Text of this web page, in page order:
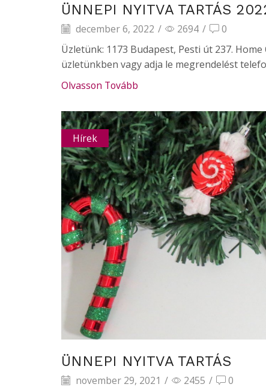
ÜNNEPI NYITVA TARTÁS
december 6, 2022 / 2694 /
0
Üzletünk: 1173 Budapest, Pesti út 237.
üzletünkben vagy adja le megrendelést
Olvasson Tovább
Hírek
ÜNNEPI NYITVA TARTÁS
november 29, 2021 / 2455 /
0